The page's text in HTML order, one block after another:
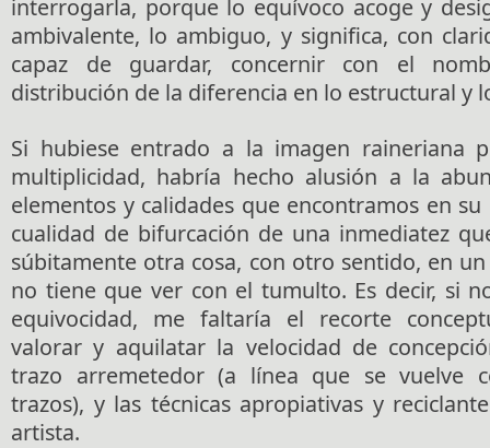
interrogarla, porque lo equívoco acoge y
ambivalente, lo ambiguo, y significa, con
capaz de guardar, concernir con el
distribución de la diferencia en lo estructural y
Si hubiese entrado a la imagen raineriana
multiplicidad, habría hecho alusión a la
elementos y calidades que encontramos en
cualidad de bifurcación de una inmediatez
súbitamente otra cosa, con otro sentido, en
no tiene que ver con el tumulto. Es decir, si
equivocidad, me faltaría el recorte
valorar y aquilatar la velocidad de
trazo arremetedor (a línea que se vuelve
trazos), y las técnicas apropiativas y
artista.